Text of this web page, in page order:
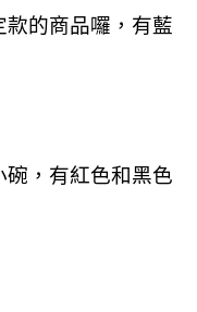
的商品囉，有藍
，有紅色和黑色